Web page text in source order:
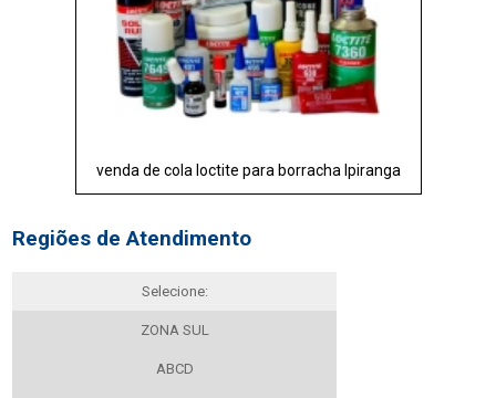
venda de cola loctite para borracha Ipiranga
Regiões de Atendimento
Selecione:
ZONA SUL
ABCD